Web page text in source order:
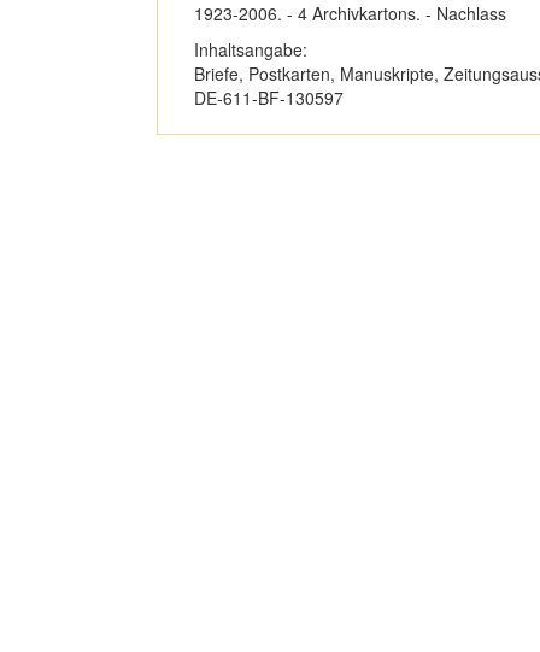
1923-2006. - 4 Archivkartons. - Nachlass
Inhaltsangabe:
Briefe, Postkarten, Manuskripte,
DE-611-BF-130597